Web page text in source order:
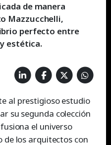
de manera
Mazzucchelli,
perfecto entre
estética.
al prestigioso estudio
su segunda colección
el universo
los arquitectos con